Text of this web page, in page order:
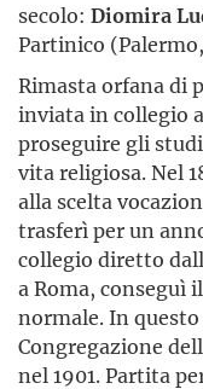
secolo: Diomira
Partinico
Rimasta orfana di
inviata in collegio
proseguire gli
vita religiosa. Nel
alla scelta
trasferì per un
collegio diretto
a Roma, conseguì
normale. In
Congregazione
nel 1901. Partita